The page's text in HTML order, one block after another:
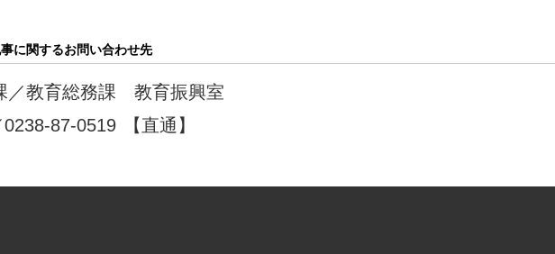
に関するお問い合わせ先
／教育総務課 教育振興室
0238-87-0519 【直通】